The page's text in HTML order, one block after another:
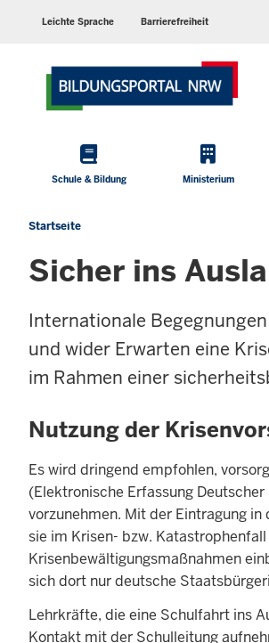
Sprachen
Leichte Sprache Barrierefreiheit
Hauptmenü
Schule & Bildung Ministerium
Sie
sich
Startseite
Sicher ins
Internationale
und wider Erwarten eine
im Rahmen einer
Nutzung der
Es wird dringend empfohlen,
(Elektronische Erfassung
vorzunehmen. Mit der Eintragung
sie im Krisen- bzw.
Krisenbewältigungsmaßnahmen
sich dort nur deutsche
Lehrkräfte, die eine Schulfahrt ins
Kontakt mit der Schulleitung